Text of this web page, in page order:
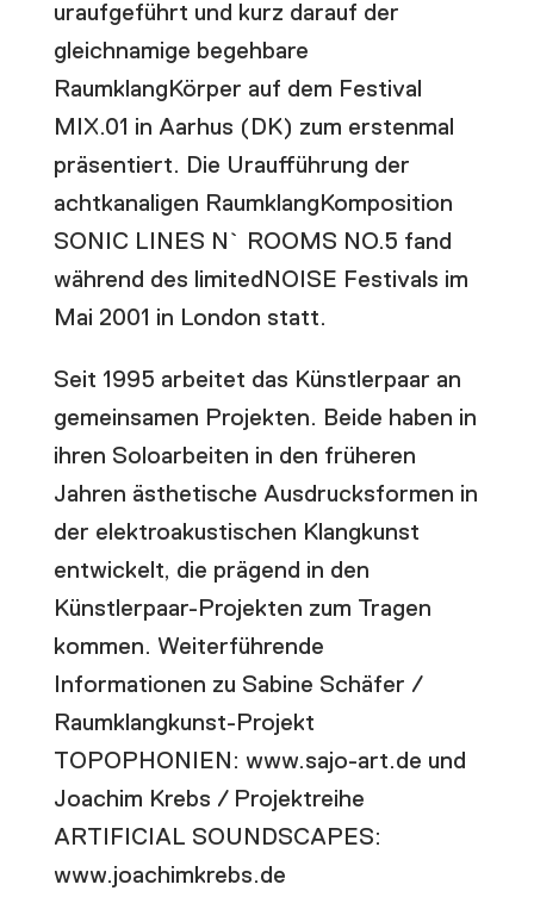
uraufgeführt und kurz darauf der
gleichnamige begehbare
RaumklangKörper auf dem Festival
MIX.01 in Aarhus (DK) zum erstenmal
präsentiert. Die Uraufführung der
achtkanaligen RaumklangKomposition
SONIC LINES N` ROOMS NO.5 fand
während des limitedNOISE Festivals im
Mai 2001 in London statt.
Seit 1995 arbeitet das Künstlerpaar an
gemeinsamen Projekten. Beide haben in
ihren Soloarbeiten in den früheren
Jahren ästhetische Ausdrucksformen in
der elektroakustischen Klangkunst
entwickelt, die prägend in den
Künstlerpaar-Projekten zum Tragen
kommen. Weiterführende
Informationen zu Sabine Schäfer /
Raumklangkunst-Projekt
TOPOPHONIEN: www.sajo-art.de und
Joachim Krebs / Projektreihe
ARTIFICIAL SOUNDSCAPES:
www.joachimkrebs.de